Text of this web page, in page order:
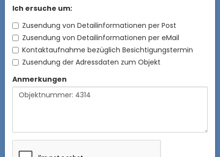
Ich ersuche um:
Zusendung von Detailinformationen per Post
Zusendung von Detailinformationen per eMail
Kontaktaufnahme bezüglich Besichtigungstermin
Zusendung der Adressdaten zum Objekt
Anmerkungen